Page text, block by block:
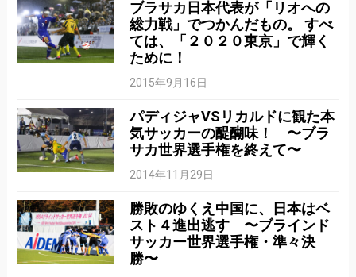
ブラサカ日本代表が「リオへの
総力戦」でつかんだもの。 すべ
ては、「２０２０東京」で輝く
ために！
2015年9月16日
パディジャVSリカルドに観た本
気サッカーの醍醐味！ 〜ブラ
サカ世界選手権を終えて〜
2014年11月29日
勝敗のゆくえ中国に、日本はベ
スト４進出逃す 〜ブラインド
サッカー世界選手権・準々決
勝〜